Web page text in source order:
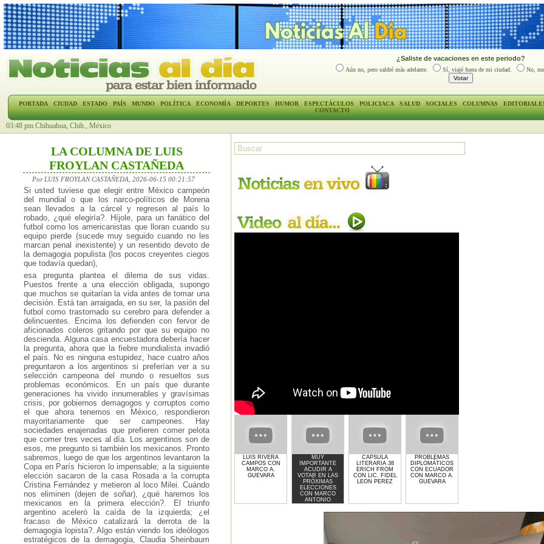
¿Saliste de vacaciones en este periodo?
Aún no, pero saldré más adelante. Sí, viajé fuera de mi ciudad. No,
PORTADA CIUDAD ESTADO PAÍS MUNDO POLÍTICA ECONOMÍA DEPORTES HUMOR ESPECTÁCULOS POLICIACA SALUD SOCIALES COLUMNAS
CONTACTO
03:48 pm Chihuahua, Chih., México
LA COLUMNA DE LUIS
FROYLAN CASTAÑEDA
Por LUIS FROYLAN CASTAÑEDA, 2026-06-15 00:21:57
Si usted tuviese que elegir entre México campeón
del mundial o que los narco-políticos de Morena
sean llevados a la cárcel y regresen al país lo
robado, ¿qué elegiría?. Híjole, para un fanático del
futbol como los americanistas que lloran cuando su
equipo pierde (sucede muy seguido cuando no les
marcan penal inexistente) y un resentido devoto de
la demagogia populista (los pocos creyentes ciegos
que todavía quedan),
esa pregunta plantea el dilema de sus vidas.
Puestos frente a una elección obligada, supongo
que muchos se quitarían la vida antes de tomar una
decisión. Está tan arraigada, en su ser, la pasión del
futbol como trastornado su cerebro para defender a
delincuentes. Encima los defienden con fervor de
aficionados coleros gritando por que su equipo no
descienda. Alguna casa encuestadora debería hacer
la pregunta, ahora que la fiebre mundialista invadió
el país. No es ninguna estupidez, hace cuatro años
preguntaron a los argentinos si preferían ver a su
selección campeona del mundo o resueltos sus
problemas económicos. En un país que durante
generaciones ha vivido innumerables y gravísimas
crisis, por gobiernos demagogos y corruptos como
el que ahora tenemos en México, respondieron
mayoritariamente que ser campeones. Hay
sociedades enajenadas que prefieren comer pelota
que comer tres veces al día. Los argentinos son de
esos, me pregunto si también los mexicanos. Pronto
sabremos, luego de que los argentinos levantaron la
Copa en París hicieron lo impensable; a la siguiente
elección sacaron de la casa Rosada a la corrupta
Cristina Fernández y metieron al loco Milei. Cuándo
nos eliminen (dejen de soñar), ¿qué haremos los
mexicanos en la primera elección?. El triunfo
argentino aceleró la caída de la izquierda; ¿el
fracaso de México catalizará la derrota de la
demagogia lopista?. Algo están viendo los ideólogos
estratégicos de la demagogia, Claudia Sheinbaum
LUIS RIVERA
CAMPOS CON
MARCO A.
GUEVARA
MUY
IMPORTANTE
ACUDIR A
VOTAR EN LAS
PRÓXIMAS
ELECCIONES
CON MARCO
ANTONIO
GUEVARA
CAPSULA
LITERARIA 38
ERICH FROM
CON LIC. FIDEL
LEON PEREZ
PROBLEMAS
DIPLOMÁTICOS
CON ECUADOR
CON MARCO A.
GUEVARA